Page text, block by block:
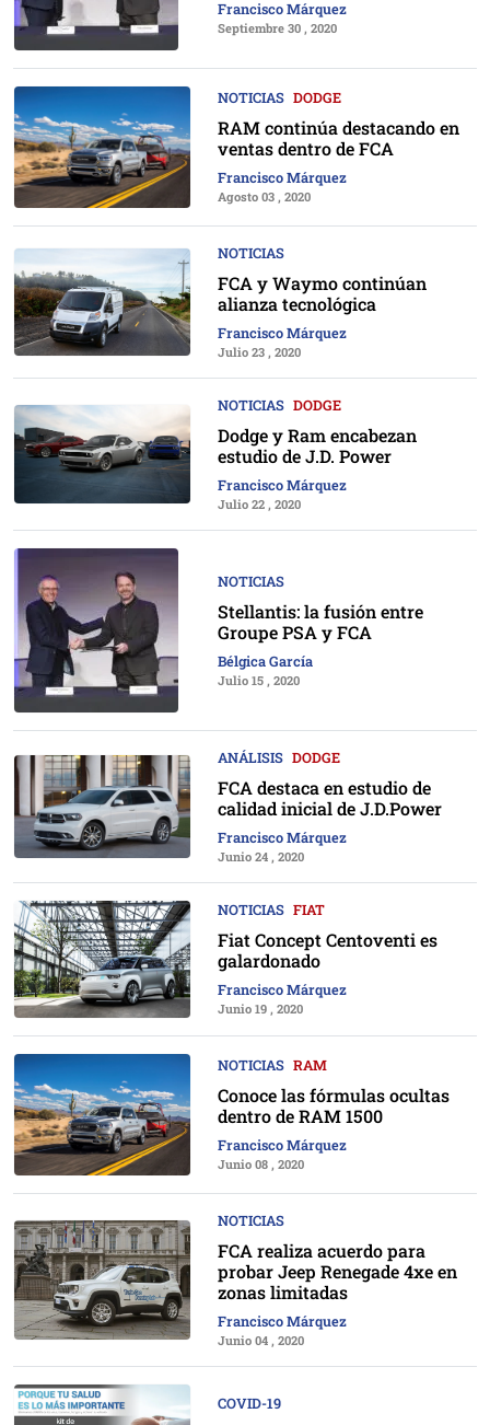
Francisco Márquez
Septiembre 30 , 2020
NOTICIAS DODGE
RAM continúa destacando en
ventas dentro de FCA
Francisco Márquez
Agosto 03 , 2020
NOTICIAS
FCA y Waymo continúan
alianza tecnológica
Francisco Márquez
Julio 23 , 2020
NOTICIAS DODGE
Dodge y Ram encabezan
estudio de J.D. Power
Francisco Márquez
Julio 22 , 2020
NOTICIAS
Stellantis: la fusión entre
Groupe PSA y FCA
Bélgica García
Julio 15 , 2020
ANÁLISIS DODGE
FCA destaca en estudio de
calidad inicial de J.D.Power
Francisco Márquez
Junio 24 , 2020
NOTICIAS FIAT
Fiat Concept Centoventi es
galardonado
Francisco Márquez
Junio 19 , 2020
NOTICIAS RAM
Conoce las fórmulas ocultas
dentro de RAM 1500
Francisco Márquez
Junio 08 , 2020
NOTICIAS
FCA realiza acuerdo para
probar Jeep Renegade 4xe en
zonas limitadas
Francisco Márquez
Junio 04 , 2020
COVID-19